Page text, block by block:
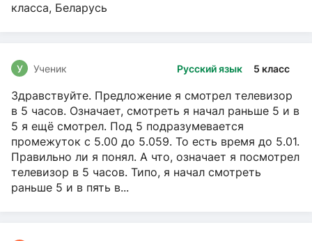
класса, Беларусь
Русский язык 5 класс
У Ученик
Здравствуйте. Предложение я смотрел телевизор
в 5 часов. Означает, смотреть я начал раньше 5 и в
5 я ещё смотрел. Под 5 подразумевается
промежуток с 5.00 до 5.059. То есть время до 5.01.
Правильно ли я понял. А что, означает я посмотрел
телевизор в 5 часов. Типо, я начал смотреть
раньше 5 и в пять в...